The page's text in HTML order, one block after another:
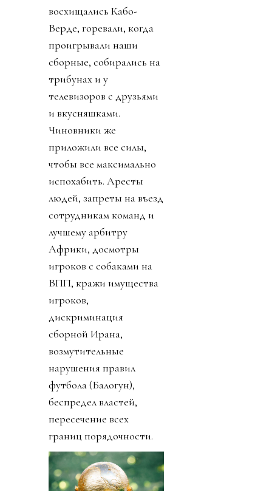
восхищались Кабо-
Верде, горевали, когда
проигрывали наши
сборные, собирались на
трибунах и у
телевизоров с друзьями
и вкусняшками.
Чиновники же
приложили все силы,
чтобы все максимально
испохабить. Аресты
людей, запреты на въезд
сотрудникам команд и
лучшему арбитру
Африки, досмотры
игроков с собаками на
ВПП, кражи имущества
игроков,
дискриминация
сборной Ирана,
возмутительные
нарушения правил
футбола (Балогун),
беспредел властей,
пересечение всех
границ порядочности.